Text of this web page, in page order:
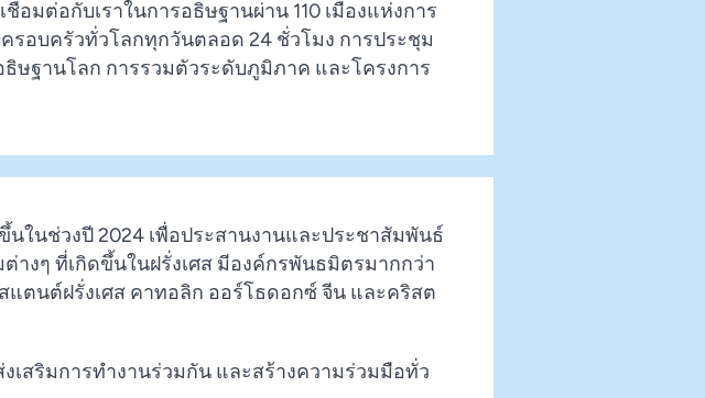
อมต่อกับเราในการอธิษฐานผ่าน 110 เมืองแห่งการ
อบครัวทั่วโลกทุกวันตลอด 24 ชั่วโมง การประชุม
ษฐานโลก การรวมตัวระดับภูมิภาค และโครงการ
ในช่วงปี 2024 เพื่อประสานงานและประชาสัมพันธ์
างๆ ที่เกิดขึ้นในฝรั่งเศส มีองค์กรพันธมิตรมากกว่า
แตนต์ฝรั่งเศส คาทอลิก ออร์โธดอกซ์ จีน และคริสต
เสริมการทำงานร่วมกัน และสร้างความร่วมมือทั่ว